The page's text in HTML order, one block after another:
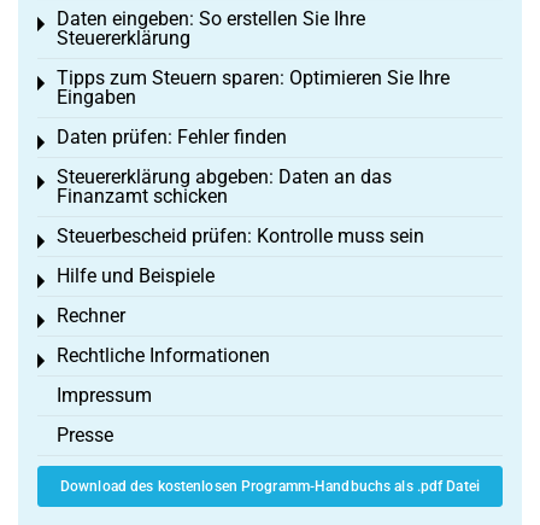
Daten eingeben: So erstellen Sie Ihre
Steuererklärung
Toggle menu
Tipps zum Steuern sparen: Optimieren Sie Ihre
Eingaben
Toggle menu
Daten prüfen: Fehler finden
Toggle menu
Steuererklärung abgeben: Daten an das
Finanzamt schicken
Toggle menu
Steuerbescheid prüfen: Kontrolle muss sein
Toggle menu
Hilfe und Beispiele
Toggle menu
Rechner
Toggle menu
Rechtliche Informationen
Toggle menu
Impressum
Presse
Download des kostenlosen Programm-Handbuchs als .pdf Datei